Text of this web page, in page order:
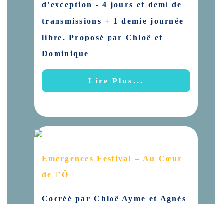
d'exception - 4 jours et demi de
transmissions + 1 demie journée
libre. Proposé par Chloë et
Dominique
Lire Plus...
Emergences Festival – Au Cœur
de l’Ô
Cocréé par Chloë Ayme et Agnès